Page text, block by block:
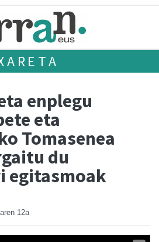
enplegu
eta
Tomasenea
du
egitasmoak
12a